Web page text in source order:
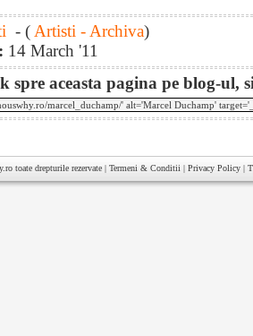
- ( Artisti - Archiva)
14 March '11
spre aceasta pagina pe blog-ul,
toate drepturile rezervate | Termeni & Conditii | Privacy Policy |